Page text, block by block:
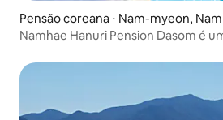
Pensão coreana ⋅ Nam-myeon,
Namhae Hanuri Pension Dasom é